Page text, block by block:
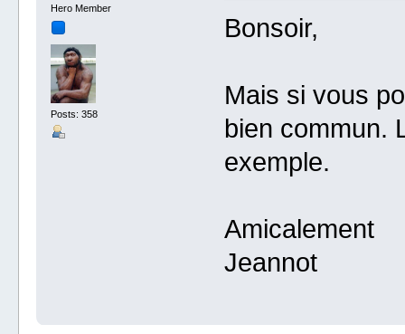
Hero Member
Posts: 358
Bonsoir,
Mais si vous
bien commun.
exemple.
Amicalement
Jeannot